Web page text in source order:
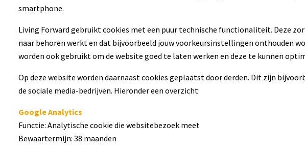
smartphone.
Living Forward gebruikt cookies met een puur technische functionaliteit. Deze
naar behoren werkt en dat bijvoorbeeld jouw voorkeursinstellingen onthouden
worden ook gebruikt om de website goed te laten werken en deze te kunnen
Op deze website worden daarnaast cookies geplaatst door derden. Dit zijn
de sociale media-bedrijven. Hieronder een overzicht:
Google Analytics
Functie: Analytische cookie die websitebezoek meet
Bewaartermijn: 38 maanden